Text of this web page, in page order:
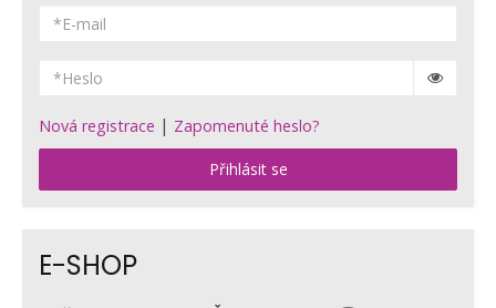
Nová registrace | Zapomenuté heslo?
Přihlásit se
E-SHOP